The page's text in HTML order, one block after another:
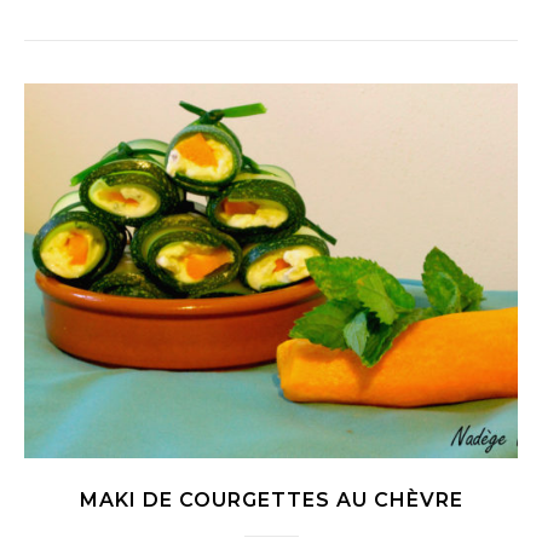
MAKI DE COURGETTES AU CHÈVRE